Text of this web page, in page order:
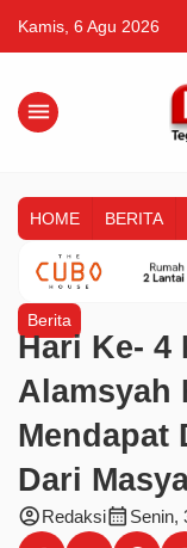
Kamis, 6 Agu 2026
menu
HOME BERITA
Berita
Hari Ke- 4
Alamsyah
Mendapat
Dari
account_circleRedaksicalendar_month Senin,